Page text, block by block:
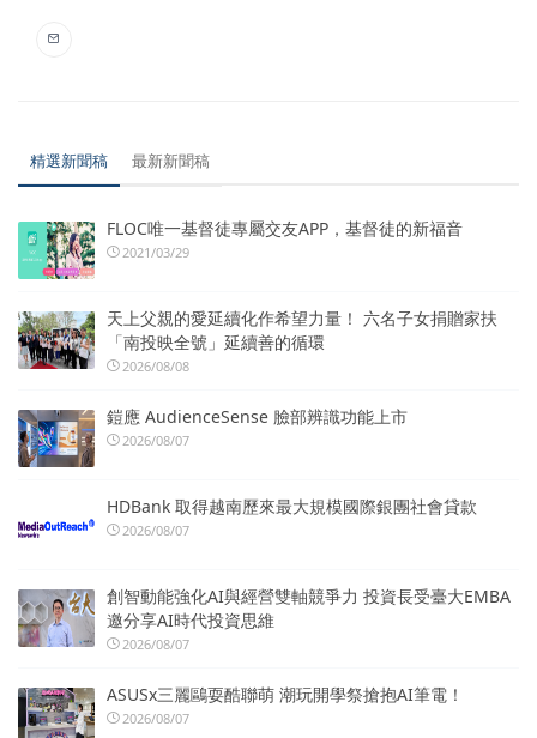
精選新聞稿 最新新聞稿
FLOC唯一基督徒專屬交友APP，基督徒的新福音
2021/03/29
天上父親的愛延續化作希望力量！ 六名子女捐贈家扶
「南投映全號」延續善的循環
2026/08/08
鎧應 AudienceSense 臉部辨識功能上市
2026/08/07
HDBank 取得越南歷來最大規模國際銀團社會貸款
2026/08/07
創智動能強化AI與經營雙軸競爭力 投資長受臺大EMBA
邀分享AI時代投資思維
2026/08/07
ASUSx三麗鷗耍酷聯萌 潮玩開學祭搶抱AI筆電！
2026/08/07